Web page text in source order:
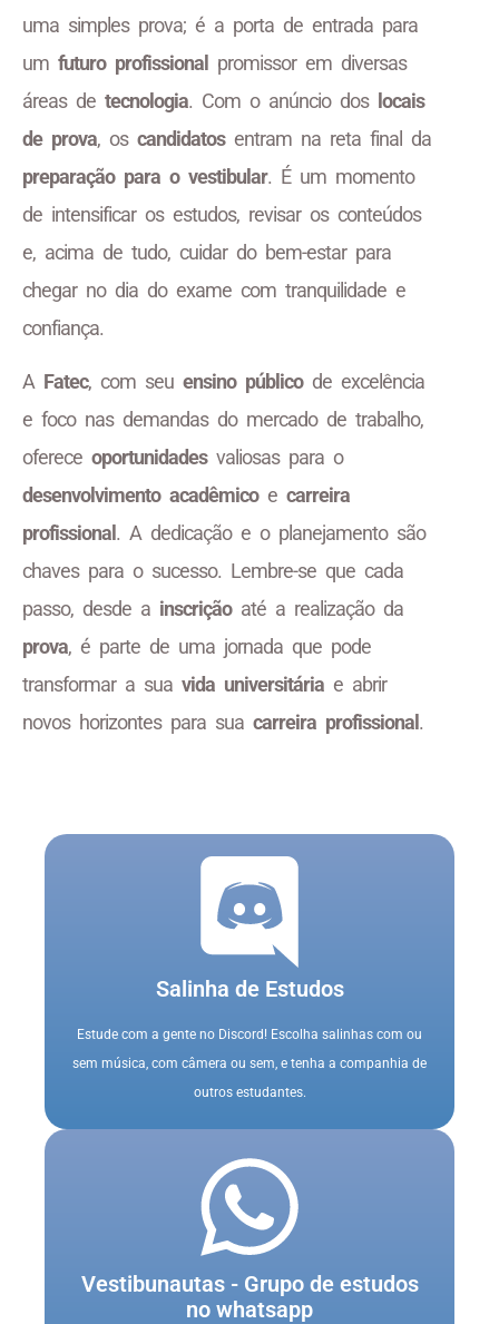
uma simples prova; é a porta de entrada para
um futuro profissional promissor em diversas
áreas de tecnologia. Com o anúncio dos locais
de prova, os candidatosentram na reta final da
preparação para o vestibular. É um momento
de intensificar os estudos, revisar os conteúdos
e, acima de tudo, cuidar do bem-estar para
chegar no dia do exame com tranquilidade e
confiança.
A Fatec, com seu ensino públicode excelência
e foco nas demandas do mercado de trabalho,
oferece oportunidadesvaliosas para o
desenvolvimento acadêmicoe carreira
profissional . A dedicação e o planejamento são
chaves para o sucesso. Lembre-se que cada
passo, desde a inscriçãoaté a realização da
prova, é parte de uma jornada que pode
transformar a sua vida universitária e abrir
novos horizontes para sua carreira profissional .
Salinha de Estudos
Estude com a gente no Discord! Escolha salinhas com ou
sem música, com câmera ou sem, e tenha a companhia de
outros estudantes.
Vestibunautas - Grupo de estudos
no whatsapp